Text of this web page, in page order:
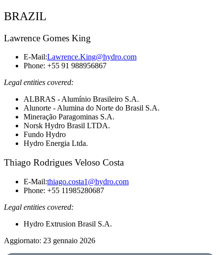
BRAZIL
Lawrence Gomes King
E-Mail:Lawrence.King@hydro.com
Phone: +55 91 988956867
Legal entities covered:
ALBRAS - Alumínio Brasileiro S.A.
Alunorte - Alumina do Norte do Brasil S.A.
Mineração Paragominas S.A.
Norsk Hydro Brasil LTDA.
Fundo Hydro
Hydro Energia Ltda.
Thiago Rodrigues Veloso Costa
E-Mail:thiago.costa1@hydro.com
Phone: +55 11985280687
Legal entities covered:
Hydro Extrusion Brasil S.A.
Aggiornato: 23 gennaio 2026